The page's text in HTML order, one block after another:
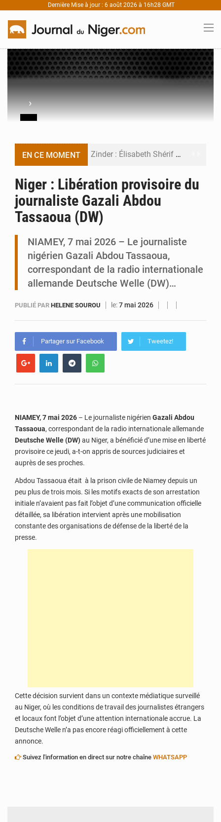
Dernière Mise à jour : 6 août 2026 à 16h28 GMT
›
EN CE MOMENT Zinder : Élisabeth Shérif visite l’école Birni Garçon
Tibiri : le dialogue, nouveau terrain de jeu pour la paix
Niger : Libération provisoire du
journaliste Gazali Abdou
Tassaoua (DW)
NIAMEY, 7 mai 2026 – Le journaliste
nigérien Gazali Abdou Tassaoua,
correspondant de la radio internationale
allemande Deutsche Welle (DW)…
PUBLIÉ PAR HELENE SOUROU le:7 mai 2026
Partager sur Facebook Tweetez!
NIAMEY, 7 mai 2026 – Le journaliste nigérien Gazali Abdou
Tassaoua, correspondant de la radio internationale allemande
Deutsche Welle (DW)au Niger, a bénéficié d’une mise en liberté
provisoire ce jeudi, a-t-on appris de sources judiciaires et
auprès de ses proches.
Abdou Tassaoua était à la prison civile de Niamey depuis un
peu plus de trois mois. Si les motifs exacts de son arrestation
initiale n’avaient pas fait l’objet d’une communication officielle
détaillée, sa libération intervient après une mobilisation
constante des organisations de défense de la liberté de la
presse.
Cette décision survient dans un contexte médiatique surveillé
au Niger, où les conditions de travail des journalistes étrangers
et locaux font l’objet d’une attention internationale accrue. La
Deutsche Welle n’a pas encore réagi officiellement à cette
annonce.
Suivez l'information en direct sur notre chaîne WHATSAPP